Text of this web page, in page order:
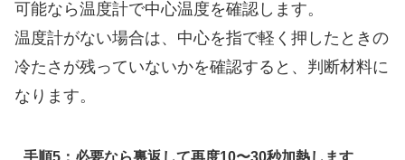
可能なら温度計で中心温度を確認します。
温度計がない場合は、中心を指で軽く押したときの
冷たさが残っていないかを確認すると、判断材料に
なります。
手順5：必要なら裏返して再度10〜30秒加熱します